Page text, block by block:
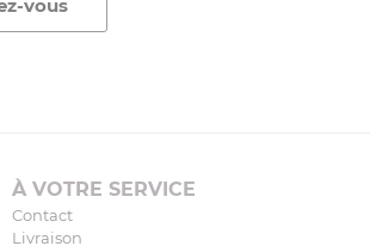
À VOTRE SERVICE
Contact
Livraison